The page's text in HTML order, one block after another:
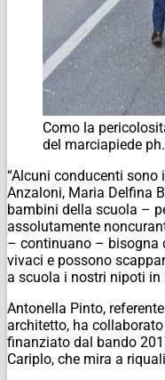
Como la
del marciapiede
“Alcuni conducenti
Anzaloni, Maria Delfina
bambini della scuola –
assolutamente
– continuano – bisogna
vivaci e possono
a scuola i nostri nipoti in
Antonella Pinto,
architetto, ha
finanziato dal bando
Cariplo, che mira a